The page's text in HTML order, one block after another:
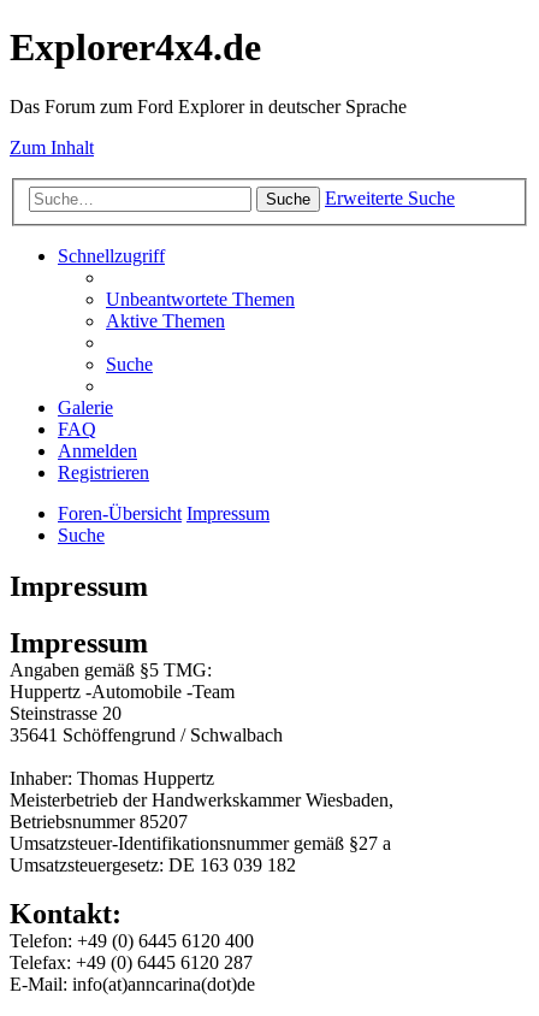
Explorer4x4.de
Das Forum zum Ford Explorer in deutscher Sprache
Zum Inhalt
Suche Erweiterte Suche
Schnellzugriff
Unbeantwortete Themen
Aktive Themen
Suche
Galerie
FAQ
Anmelden
Registrieren
Foren-Übersicht Impressum
Suche
Impressum
Impressum
Angaben gemäß §5 TMG:
Huppertz -Automobile -Team
Steinstrasse 20
35641 Schöffengrund / Schwalbach
Inhaber: Thomas Huppertz
Meisterbetrieb der Handwerkskammer Wiesbaden,
Betriebsnummer 85207
Umsatzsteuer-Identifikationsnummer gemäß §27 a
Umsatzsteuergesetz: DE 163 039 182
Kontakt:
Telefon: +49 (0) 6445 6120 400
Telefax: +49 (0) 6445 6120 287
E-Mail: info(at)anncarina(dot)de